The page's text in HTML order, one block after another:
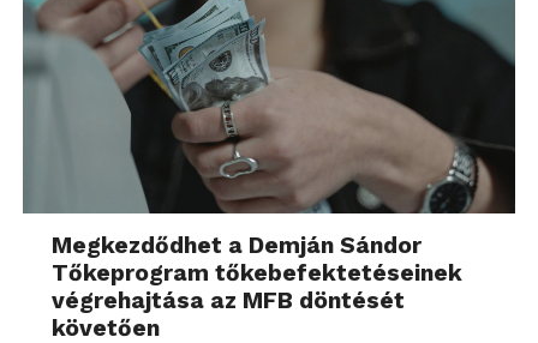
Megkezdődhet a Demján Sándor
Tőkeprogram tőkebefektetéseinek
végrehajtása az MFB döntését
követően